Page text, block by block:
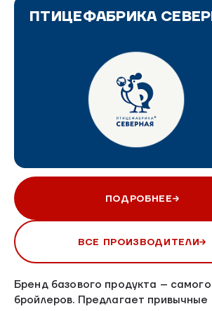
ПТИЦЕФАБРИКА
ПОДРОБНЕЕ
ВСЕ ПРОИЗВОДИТЕЛИ
Бренд базового продукта –
бройлеров. Предлагает привычные